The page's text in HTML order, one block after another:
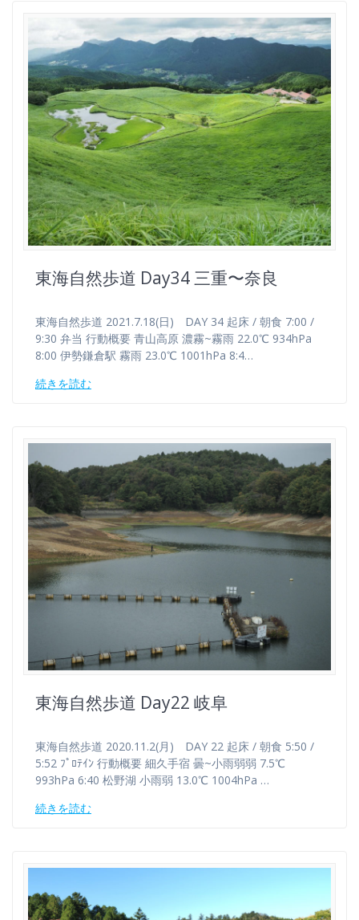
東海自然歩道 Day34 三重〜奈良
東海自然歩道 2021.7.18(日) DAY 34 起床 / 朝食 7:00 /
9:30 弁当 行動概要 青山高原 濃霧~霧雨 22.0℃ 934hPa
8:00 伊勢鎌倉駅 霧雨 23.0℃ 1001hPa 8:4…
続きを読む
東海自然歩道 Day22 岐阜
東海自然歩道 2020.11.2(月) DAY 22 起床 / 朝食 5:50 /
5:52 ﾌﾟﾛﾃｲﾝ 行動概要 細久手宿 曇~小雨弱弱 7.5℃
993hPa 6:40 松野湖 小雨弱 13.0℃ 1004hPa …
続きを読む